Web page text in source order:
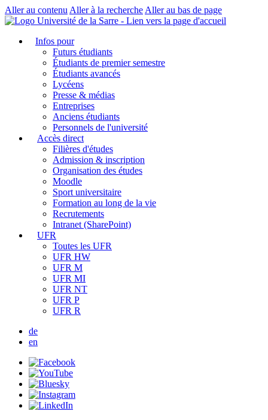
Aller au contenu Aller à la recherche Aller au bas de page
Infos pour
Futurs étudiants
Étudiants de premier semestre
Étudiants avancés
Lycéens
Presse & médias
Entreprises
Anciens étudiants
Personnels de l'université
Accès direct
Filières d'études
Admission & inscription
Organisation des études
Moodle
Sport universitaire
Formation au long de la vie
Recrutements
Intranet (SharePoint)
UFR
Toutes les UFR
UFR HW
UFR M
UFR MI
UFR NT
UFR P
UFR R
de
en